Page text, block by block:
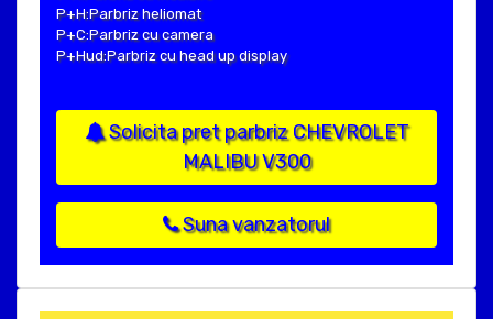
P+H:Parbriz heliomat
P+C:Parbriz cu camera
P+Hud:Parbriz cu head up display
Solicita pret parbriz CHEVROLET
MALIBU V300
Suna vanzatorul